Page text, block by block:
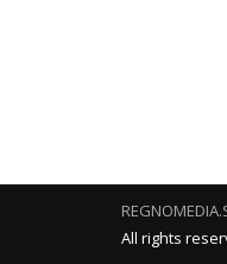
All rights